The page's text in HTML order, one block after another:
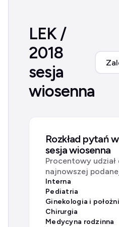
LEK /
2018
sesja
wiosenna
Rozkład pytań
sesja wiosenna
Procentowy udział
najnowszej
Interna
Pediatria
Ginekologia i
Chirurgia
Medycyna rodzinna